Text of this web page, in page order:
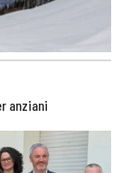
anziani